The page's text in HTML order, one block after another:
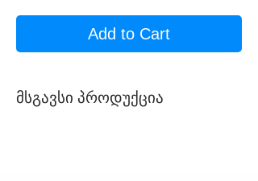
Add to Cart
მსგავსი პროდუქცია